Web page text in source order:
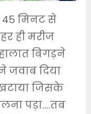
मिनट से
ही मरीज
बिगड़ने
जवाब दिया
जिसके
पड़ा….तब